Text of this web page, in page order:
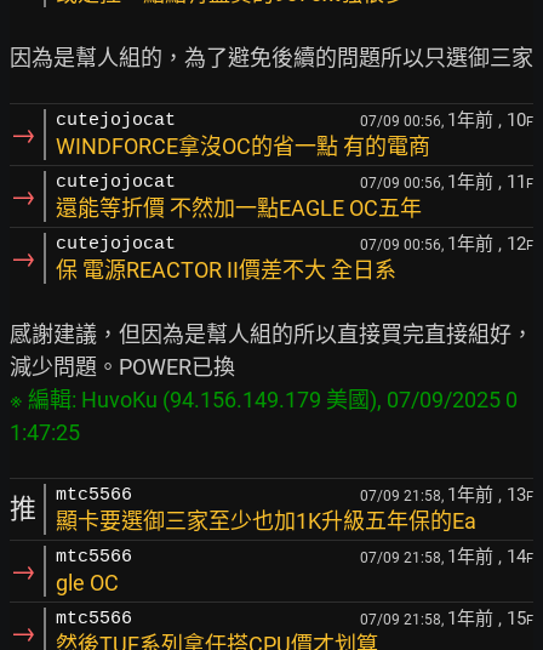
→ cutejojocat 07/09 00:56, 1年前 , 10F
WINDFORCE拿沒OC的省一點 有的電商
→ cutejojocat 07/09 00:56, 1年前 , 11 F
還能等折價 不然加一點EAGLE OC五年
→ cutejojocat 07/09 00:56, 1年前 , 12F
保 電源REACTOR II價差不大 全日系
感謝建議，但因為是幫人組的所以直接買完直接組好，
※ 編輯: HuvoKu (94.156.149.179 美國), 07/09/2025 0
推 mtc5566 07/09 21:58, 1年前 , 13F
顯卡要選御三家至少也加1K升級五年保的Ea
→ mtc5566 07/09 21:58, 1年前 , 14F
gle OC
→ mtc5566 07/09 21:58, 1年前 , 15F
然後TUF系列拿任搭CPU價才划算